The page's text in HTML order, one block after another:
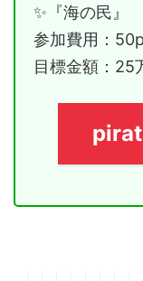
✨『海の民』
参加費用：
目標金額：25